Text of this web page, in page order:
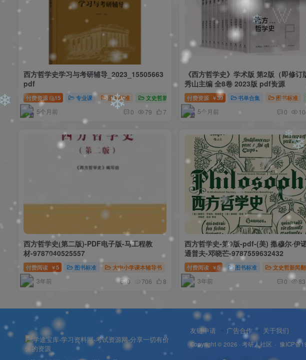
西方哲学史学习与考研辅导_2023_15505663
pdf
付费资源 15 专业课 图书标准 文史哲新闻翻译
5个月前 0 79 7
《西方哲学史》学术版 第2版（即修订
秀山主编 全8卷 2023版 pdf资源
付费资源 ￥39 书单合集 图书标准
5个月前 0
西方哲学史(第二版)-PDF电子版-马工程教
材-9787040525557
付费阅读 ￥5 图书标准 大中小学课本辅导书 文史哲新闻翻译
3年前 0 706 8
西方哲学史-第9版-pdf-(美) 撒穆尔·伊
通普夫-邓晓芒-9787559632432
付费阅读 ￥5 图书标准 文史哲新闻
3年前 0
友链申请 广告合作 关于我们
Copyright © 2026 · 考研人社区 · 豫ICP备
❄
❄
❄
❄